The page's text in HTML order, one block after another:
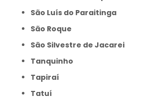
São Luís do Paraitinga
São Roque
São Silvestre de Jacarei
Tanquinho
Tapiraí
Tatuí